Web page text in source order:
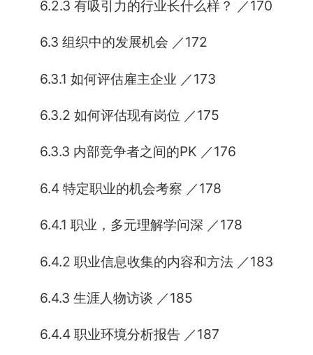
6.2.3 有吸引力的行业长什么样？ ／170
6.3 组织中的发展机会 ／172
6.3.1 如何评估雇主企业 ／173
6.3.2 如何评估现有岗位 ／175
6.3.3 内部竞争者之间的PK ／176
6.4 特定职业的机会考察 ／178
6.4.1 职业，多元理解学问深 ／178
6.4.2 职业信息收集的内容和方法 ／183
6.4.3 生涯人物访谈 ／185
6.4.4 职业环境分析报告 ／187